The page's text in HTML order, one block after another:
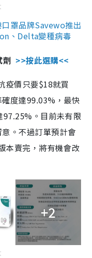
罩品牌Savewo推出
、Delta變種病毒
>>按此選購<<
疫價只要$18就買
度達99.03%，最快
97.25%。目前未有限
。不過訂單預計會
本賣完，將有機會改
+2